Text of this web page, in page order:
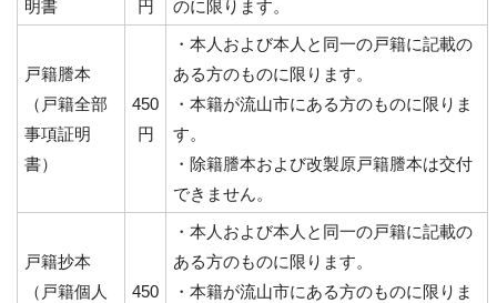
明書
円
のに限ります。
戸籍謄本
（戸籍全部
事項証明
書）
450
円
・本人および本人と同一の戸籍に記載の
ある方のものに限ります。
・本籍が流山市にある方のものに限りま
す。
・除籍謄本および改製原戸籍謄本は交付
できません。
戸籍抄本
（戸籍個人
450
・本人および本人と同一の戸籍に記載の
ある方のものに限ります。
・本籍が流山市にある方のものに限りま